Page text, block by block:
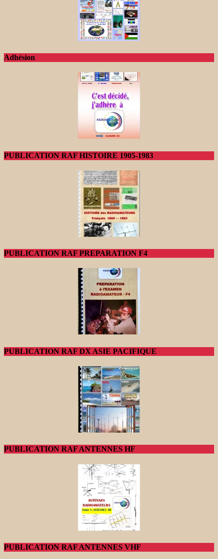
Adhésion
PUBLICATION RAF HISTOIRE 1905-1983
PUBLICATION RAF PREPARATION F4
PUBLICATION RAF DX ASIE PACIFIQUE
PUBLICATION RAF ANTENNES HF
PUBLICATION RAF ANTENNES VHF